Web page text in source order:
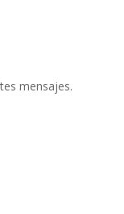
mensajes.